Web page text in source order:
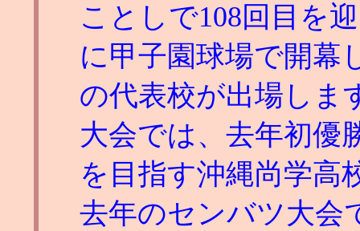
ことしで108回目を
に甲子園球場で開幕
の代表校が出場しま
大会では、去年初優
を目指す沖縄尚学高
去年のセンバツ大会